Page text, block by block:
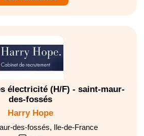
électricité (H/F) - saint-maur-
des-fossés
Harry Hope
des-fossés, Ile-de-France